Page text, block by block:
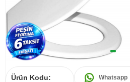
Ürün Kodu: Whatsapp